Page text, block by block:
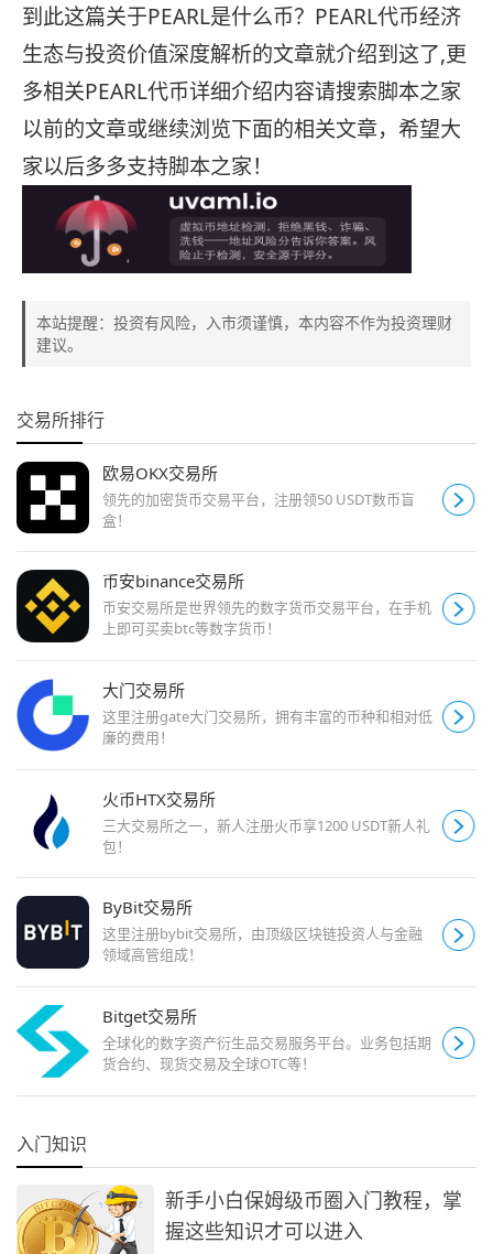
到此这篇关于PEARL是什么币？PEARL代币经济
生态与投资价值深度解析的文章就介绍到这了,更
多相关PEARL代币详细介绍内容请搜索脚本之家
以前的文章或继续浏览下面的相关文章，希望大
家以后多多支持脚本之家！
本站提醒：投资有风险，入市须谨慎，本内容不作为投资理财
建议。
交易所排行
欧易OKX交易所
领先的加密货币交易平台，注册领50 USDT数币盲
盒！
币安binance交易所
币安交易所是世界领先的数字货币交易平台，在手机
上即可买卖btc等数字货币！
大门交易所
这里注册gate大门交易所，拥有丰富的币种和相对低
廉的费用！
火币HTX交易所
三大交易所之一，新人注册火币享1200 USDT新人礼
包！
ByBit交易所
这里注册bybit交易所，由顶级区块链投资人与金融
领域高管组成！
Bitget交易所
全球化的数字资产衍生品交易服务平台。业务包括期
货合约、现货交易及全球OTC等！
入门知识
新手小白保姆级币圈入门教程，掌
握这些知识才可以进入